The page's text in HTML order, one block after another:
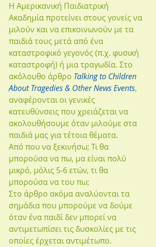
Η Αμερικανική Παιδιατρική
Ακαδημία προτείνει στους γονείς να
μιλούν και να επικοινωνούν με τα
παιδιά τους μετά από ένα
καταστροφικό γεγονός (π.χ. φυσική
καταστροφή) ή μια τραγωδία. Στο
ακόλουθο άρθρο Talking to Children
About Tragedies & Other News Events,
αναφέρονται οι γενικές
κατευθύνσεις που χρειάζεται να
ακολουθήσουμε όταν μιλούμε στα
παιδιά μας για τέτοια θέματα.
Από που να ξεκινήσω; Τι θα
μπορούσα να πω, μα είναι πολύ
μικρό, μόλις 5-6 ετών, τι θα
μπορούσα να του πω;
Στο άρθρο ακόμα αναλύονται τα
σημάδια που μπορούμε να δούμε
όταν ένα παιδί δεν μπορεί να
αντιμετωπίσει τις δυσκολίες με τις
οποίες έρχεται αντιμέτωπο.